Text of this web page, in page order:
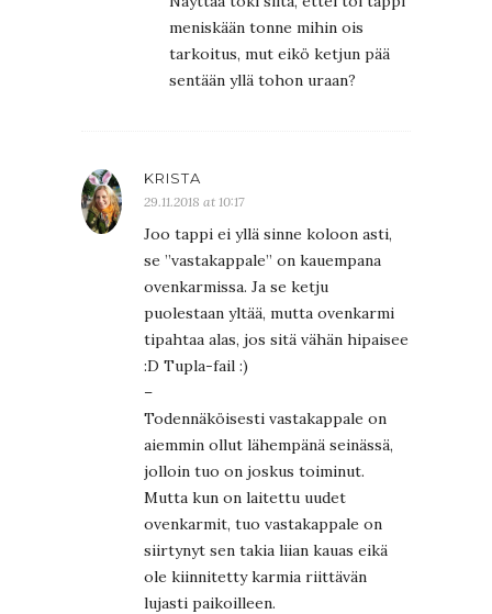
meniskään tonne mihin ois
tarkoitus, mut eikö ketjun pää
sentään yllä tohon uraan?
KRISTA
29.11.2018 at 10:17
Joo tappi ei yllä sinne koloon asti,
se ”vastakappale” on kauempana
ovenkarmissa. Ja se ketju
puolestaan yltää, mutta ovenkarmi
tipahtaa alas, jos sitä vähän hipaisee
:D Tupla-fail :)
–
Todennäköisesti vastakappale on
aiemmin ollut lähempänä seinässä,
jolloin tuo on joskus toiminut.
Mutta kun on laitettu uudet
ovenkarmit, tuo vastakappale on
siirtynyt sen takia liian kauas eikä
ole kiinnitetty karmia riittävän
lujasti paikoilleen.